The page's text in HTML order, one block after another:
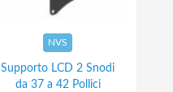
NVS
Supporto LCD 2 Snodi
da 37 a 42 Pollici